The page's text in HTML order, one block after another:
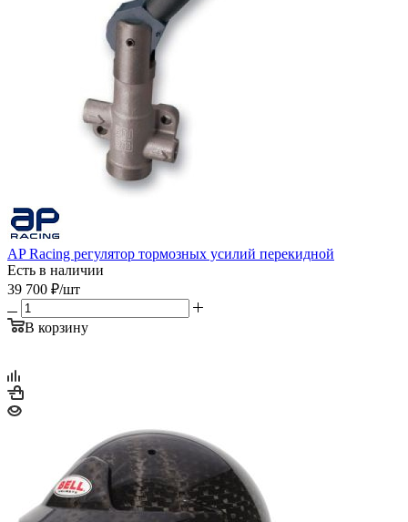
AP Racing регулятор тормозных усилий перекидной
Есть в наличии
39 700 ₽/шт
В корзину